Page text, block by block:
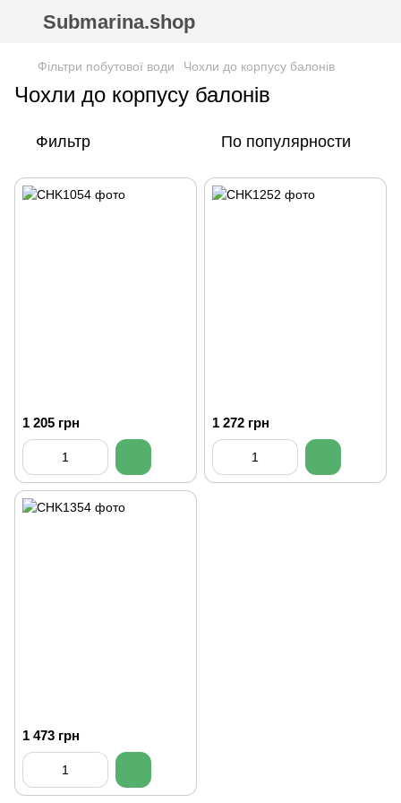
Submarina.shop
Фільтри побутової води Чохли до корпусу балонів
Чохли до корпусу балонів
Фильтр По популярности
1 205 грн 1 272 грн
1 473 грн